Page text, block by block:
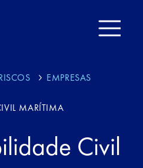
EMPRESAS
MARÍTIMA
Civil